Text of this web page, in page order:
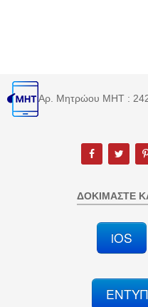
Αρ. Μητρώου MHT :
ΔΟΚΙΜΆΣΤΕ
iOS